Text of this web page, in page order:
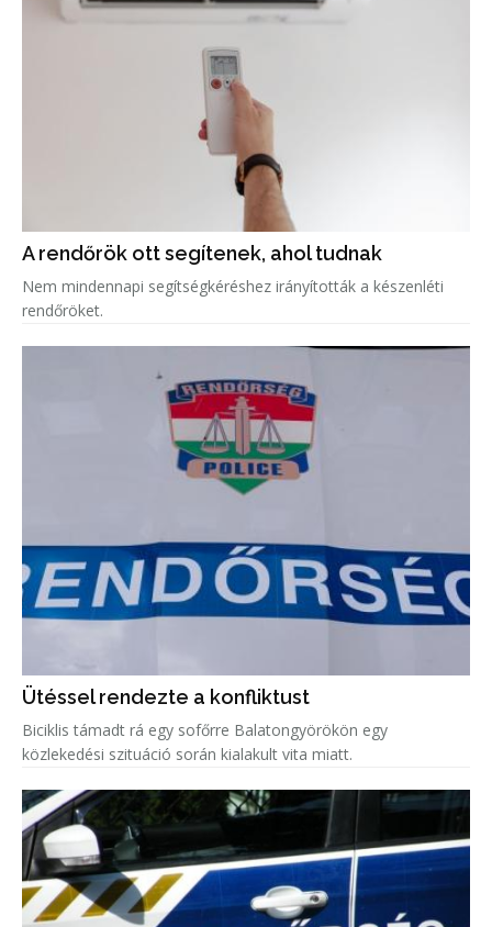
A rendőrök ott segítenek, ahol tudnak
Nem mindennapi segítségkéréshez irányították a készenléti
rendőröket.
Ütéssel rendezte a konfliktust
Biciklis támadt rá egy sofőrre Balatongyörökön egy
közlekedési szituáció során kialakult vita miatt.